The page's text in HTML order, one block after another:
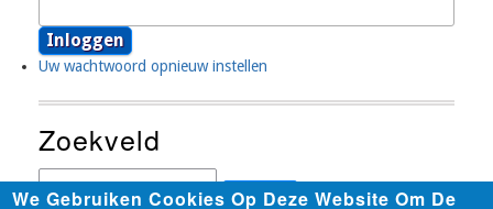
Uw wachtwoord opnieuw instellen
Zoekveld
Zoeken
We Gebruiken Cookies Op Deze Website Om De